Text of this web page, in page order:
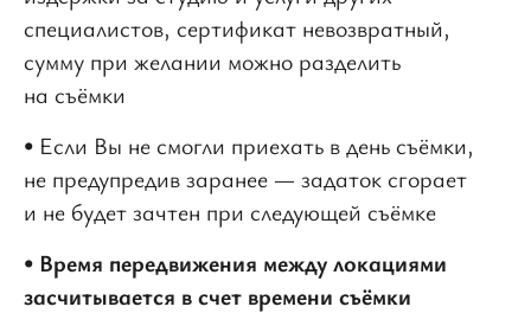
специалистов, сертификат невозвратный,
сумму при желании можно разделить
на съёмки
• Если Вы не смогли приехать в день съёмки,
не предупредив заранее — задаток сгорает
и не будет зачтен при следующей съёмке
• Время передвижения между локациями
засчитывается в счет времени съёмки